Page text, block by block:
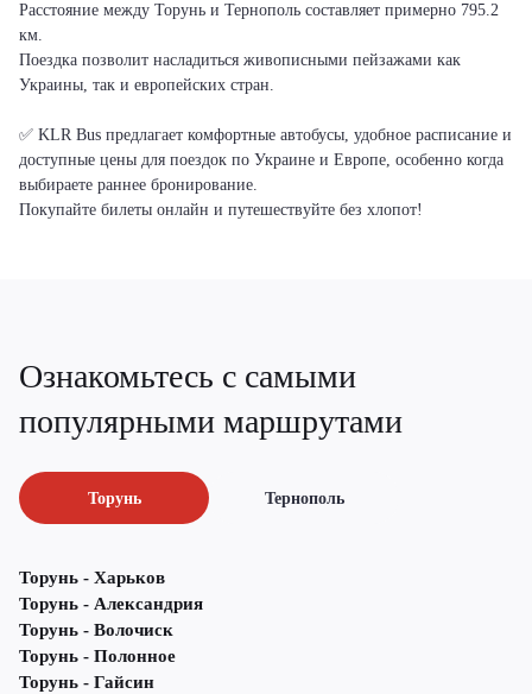
Расстояние между Торунь и Тернополь составляет примерно 795.2
км.
Поездка позволит насладиться живописными пейзажами как
Украины, так и европейских стран.
✅ KLR Bus предлагает комфортные автобусы, удобное расписание и
доступные цены для поездок по Украине и Европе, особенно когда
выбираете раннее бронирование.
Покупайте билеты онлайн и путешествуйте без хлопот!
Ознакомьтесь с самыми
популярными маршрутами
Торунь Тернополь
Торунь - Харьков
Торунь - Александрия
Торунь - Волочиск
Торунь - Полонное
Торунь - Гайсин